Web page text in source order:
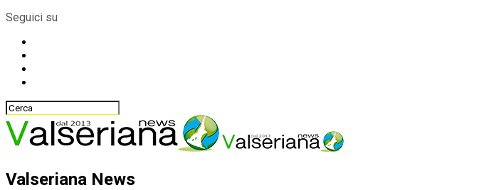
Seguici su
Valseriana News